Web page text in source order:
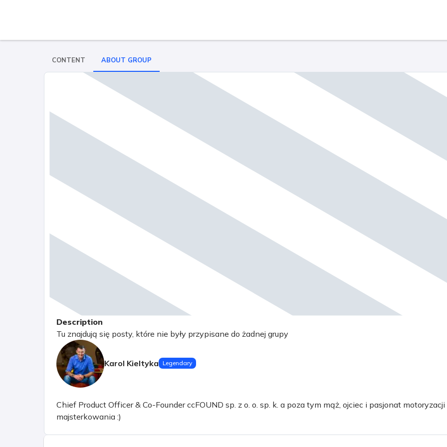
CONTENT ABOUT GROUP
Description
Tu znajdują się posty, które nie były przypisane do żadnej grupy
Karol Kieltyka Legendary
Chief Product Officer & Co-Founder ccFOUND sp. z o. o. sp. k. a poza tym mąż, ojciec i pasjonat motoryzacji
majsterkowania :)